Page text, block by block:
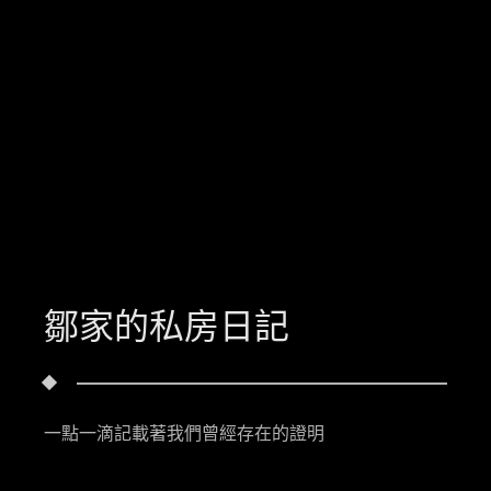
鄒家的私房日記
一點一滴記載著我們曾經存在的證明